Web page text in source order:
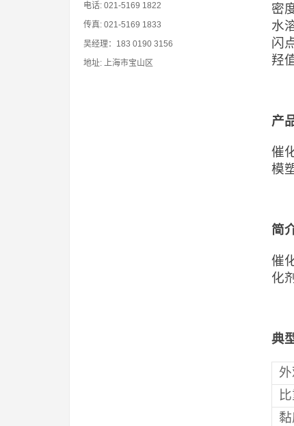
密
水
闪
羟
产
催
模
简
催
化
典
电话: 021-5169 1822
传真: 021-5169 1833
吴经理：183 0190 3156
地址: 上海市宝山区